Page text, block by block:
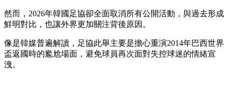
然而，2026年韓國足協卻全面取消所有公開活動，與過去形成
鮮明對比，也讓外界更加關注背後原因。
像是韓媒普遍解讀，足協此舉主要是擔心重演2014年巴西世界
盃返國時的尷尬場面，避免球員再次面對失控球迷的情緒宣
洩。